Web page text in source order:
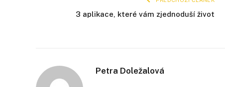
3 aplikace, které vám zjednoduší život
Petra Doležalová